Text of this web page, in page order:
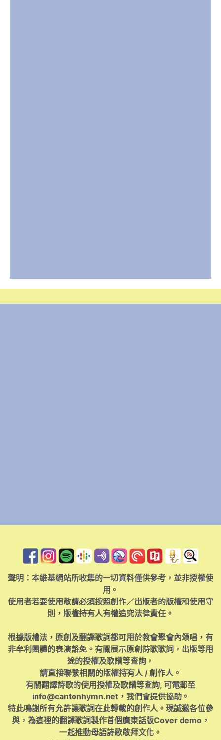
聲明：本維基網站所收集的一切資料僅供參考，並非授權使
用。
使用者若要使用敬請必須按照創作／出版者的版權和使用守
則，版權持有人有權追究法律責任。
根據版權法，原創及翻譯歌詞都可用於教會聚會內頌唱，有
非牟利團體的表演豁免。有關展示原創詩歌歌詞，出版等用
途的授權及歌譜等查詢，
請直接聯繫相關的版權持有人 / 創作人。
有關翻譯詩歌的使用授權及歌譜等查詢, 可電郵至
info@cantonhymn.net，我們會提供協助。
特此鳴謝所有允許讓歌詞在此轉載的創作人。現誠邀各位參
與，為這裡的翻譯歌詞製作首個廣東話版Cover demo，
一起推動母語詩歌敬拜文化。